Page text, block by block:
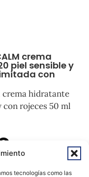
tecnologías como las
crema
piel sensible y
con
crema hidratante
rojeces 50 ml